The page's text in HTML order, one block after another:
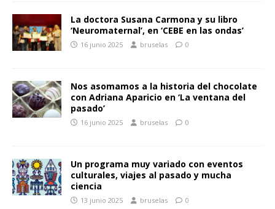
La doctora Susana Carmona y su libro
‘Neuromaternal’, en ‘CEBE en las ondas’
16 junio 2025 bruselas 0
Nos asomamos a la historia del chocolate
con Adriana Aparicio en ‘La ventana del
pasado’
16 junio 2025 bruselas 0
Un programa muy variado con eventos
culturales, viajes al pasado y mucha
ciencia
13 junio 2025 bruselas 0